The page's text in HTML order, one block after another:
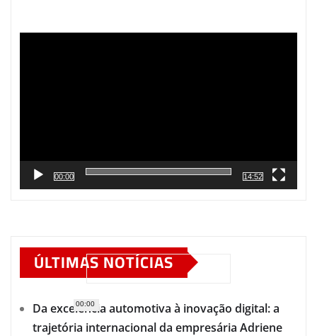
00:00
00:00
14:52
ÚLTIMAS NOTÍCIAS
Da excelência automotiva à inovação digital: a
trajetória internacional da empresária Adriene